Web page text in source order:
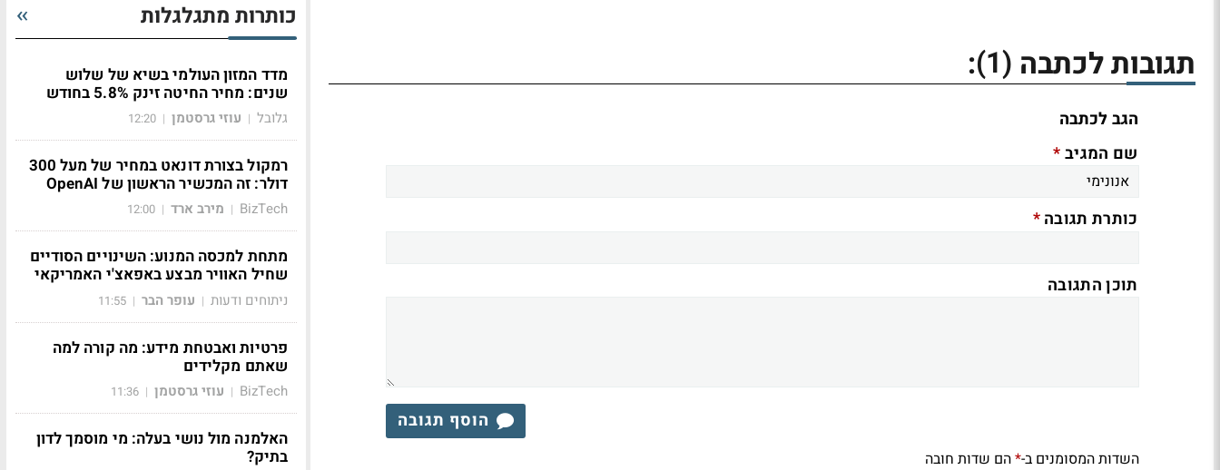
תגובות לכתבה (1)
:
הגב לכתבה
שם המגיב*
כותרת תגובה*
תוכן התגובה
הוסף תגובה
השדות המסומנים ב-*הם שדות חובה
כותרות מתגלגלות
מדד המזון העולמי בשיא של שלוש
שנים: מחיר החיטה זינק 5.8% בחודש
גלובל | עוזי גרסטמן |
12:20
רמקול בצורת דונאט במחיר של מעל 300
דולר: זה המכשיר הראשון של OpenAI
BizTech
| מירב ארד |
12:00
מתחת למכסה המנוע: השינויים הסודיים
שחיל האוויר מבצע באפאצ'י האמריקאי
ניתוחים ודעות | עופר הבר |
11:55
פרטיות ואבטחת מידע: מה קורה למה
שאתם מקלידים
BizTech
| עוזי גרסטמן |
11:36
האלמנה מול נושי בעלה: מי מוסמך לדון
בתיק?